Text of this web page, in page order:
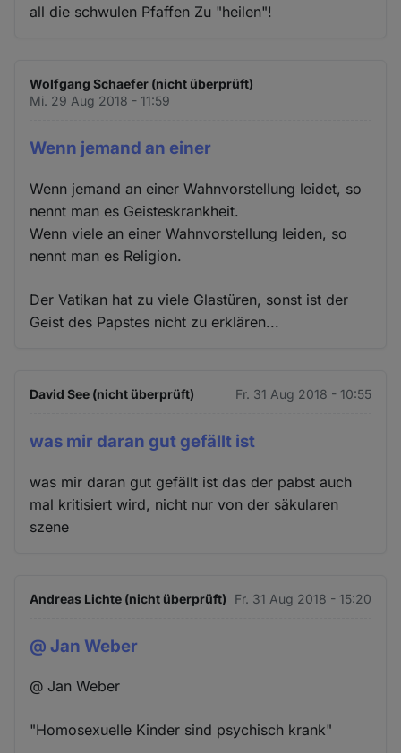
all die schwulen Pfaffen Zu "heilen"!
Wolfgang Schaefer (nicht überprüft)
Mi. 29 Aug 2018 - 11:59
Wenn jemand an einer
Wenn jemand an einer Wahnvorstellung leidet, so
nennt man es Geisteskrankheit.
Wenn viele an einer Wahnvorstellung leiden, so
nennt man es Religion.
Der Vatikan hat zu viele Glastüren, sonst ist der
Geist des Papstes nicht zu erklären...
David See (nicht überprüft) Fr. 31 Aug 2018 - 10:55
was mir daran gut gefällt ist
was mir daran gut gefällt ist das der pabst auch
mal kritisiert wird, nicht nur von der säkularen
szene
Andreas Lichte (nicht überprüft) Fr. 31 Aug 2018 - 15:20
@ Jan Weber
@ Jan Weber
"Homosexuelle Kinder sind psychisch krank"